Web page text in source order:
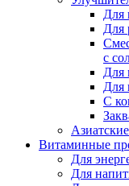
Для
Для
с
Для
Для
С
Витаминные
Для
Для